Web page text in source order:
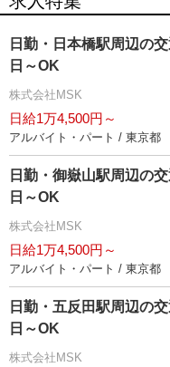
日勤・日本橋駅周辺の
日～OK
株式会社MSK
日給1万4,500円～
アルバイト・パート / 東京都
日勤・御嶽山駅周辺の
日～OK
株式会社MSK
日給1万4,500円～
アルバイト・パート / 東京都
日勤・五反田駅周辺の
日～OK
株式会社MSK